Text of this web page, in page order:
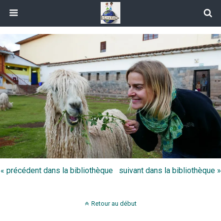
« précédent dans la bibliothèque suivant dans la bibliothèque »
Retour au début